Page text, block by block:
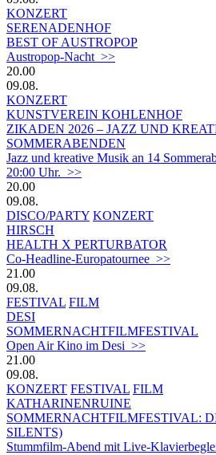
KONZERT
SERENADENHOF
BEST OF AUSTROPOP
Austropop-Nacht >>
20.00
09.08.
KONZERT
KUNSTVEREIN KOHLENHOF
ZIKADEN 2026 – JAZZ UND
SOMMERABENDEN
Jazz und kreative Musik an 14
20:00 Uhr. >>
20.00
09.08.
DISCO/PARTY KONZERT
HIRSCH
HEALTH X PERTURBATOR
Co-Headline-Europatournee >>
21.00
09.08.
FESTIVAL FILM
DESI
SOMMERNACHTFILMFESTIVAL
Open Air Kino im Desi >>
21.00
09.08.
KONZERT FESTIVAL FILM
KATHARINENRUINE
SOMMERNACHTFILMFESTIVAL:
SILENTS)
Stummfilm-Abend mit Live-